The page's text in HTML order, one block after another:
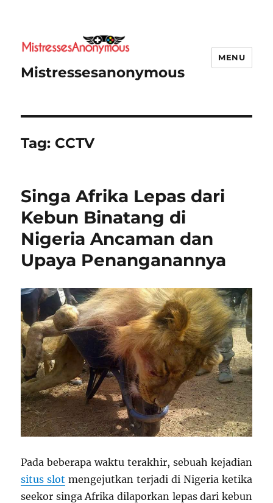
Mistressesanonymous
MENU
Tag: CCTV
Singa Afrika Lepas dari
Kebun Binatang di
Nigeria Ancaman dan
Upaya Penanganannya
Pada beberapa waktu terakhir, sebuah kejadian
situs slot mengejutkan terjadi di Nigeria ketika
seekor singa Afrika dilaporkan lepas dari kebun